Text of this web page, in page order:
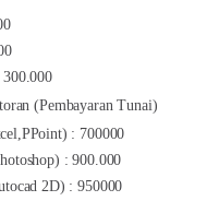
(Pembayaran Tunai)
: 700000
: 900.000
2D) : 950000